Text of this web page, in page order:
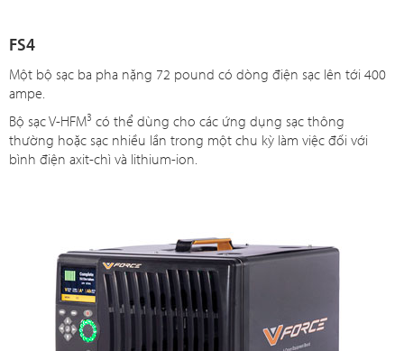
FS4
Một bộ sạc ba pha nặng 72 pound có dòng điện sạc lên tới 400
ampe.
Bộ sạc V-HFM3 có thể dùng cho các ứng dụng sạc thông
thường hoặc sạc nhiều lần trong một chu kỳ làm việc đối với
bình điện axit-chì và lithium-ion.